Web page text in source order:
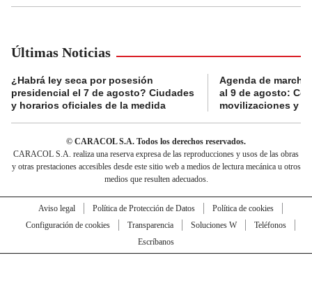
Últimas Noticias
¿Habrá ley seca por posesión
presidencial el 7 de agosto? Ciudades
y horarios oficiales de la medida
Agenda de
al 9 de agosto:
movilizaciones y
© CARACOL S.A. Todos los derechos reservados.
CARACOL S.A. realiza una reserva expresa de las reproducciones y usos de las obras
y otras prestaciones accesibles desde este sitio web a medios de lectura mecánica u otros
medios que resulten adecuados.
Aviso legal Política de Protección de Datos
Política de cookies
Configuración de cookies
Transparencia Soluciones W
Teléfonos
Escríbanos